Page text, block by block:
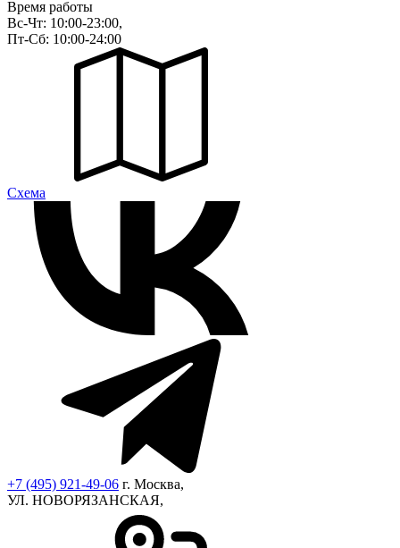
Время работы
Вс-Чт: 10:00-23:00,
Пт-Сб: 10:00-24:00
Cхема
+7 (495) 921-49-06 г. Москва,
УЛ. НОВОРЯЗАНСКАЯ,